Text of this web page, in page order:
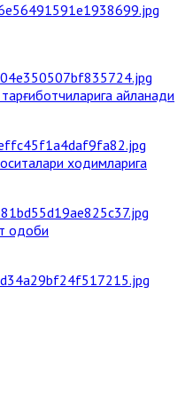
айланади
ходимларига
одоби